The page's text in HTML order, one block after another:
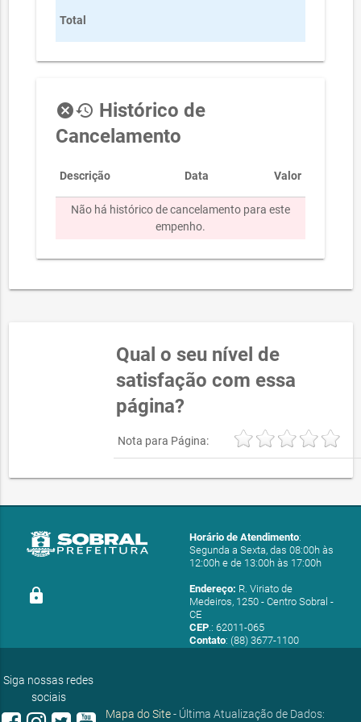
Total
cancelhistory Histórico de
Cancelamento
Descrição Data Valor
Não há histórico de cancelamento para este
empenho.
Qual o seu nível de
satisfação com essa
página?
Nota para Página:
lock
Horário de Atendimento:
Segunda a Sexta, das 08:00h às
12:00h e de 13:00h às 17:00h
Endereço: R. Viriato de
Medeiros, 1250 - Centro Sobral -
CE
CEP.: 62011-065
Contato: (88) 3677-1100
Siga nossas redes
sociais
Mapa do Site- Última Atualização de Dados: